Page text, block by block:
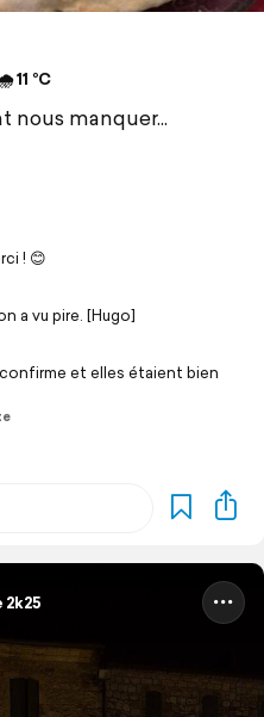
11 °C
nous manquer...
! 😊
a vu pire. [Hugo]
et elles étaient bien
2k25